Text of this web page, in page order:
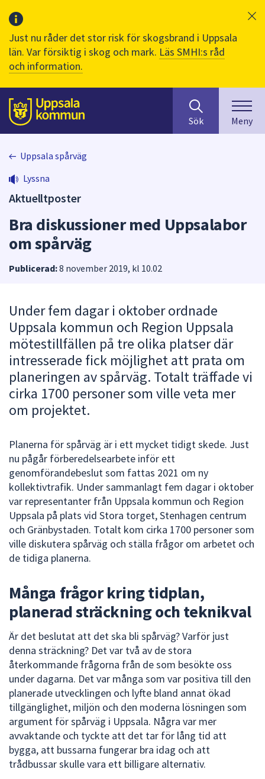
Just nu råder det stor risk för skogsbrand i Uppsala
län. Var försiktig i skog och mark. Läs SMHI:s råd
och information.
Till sidans
huvudinnehåll
efter
innehåll
på
i
sökfältet
under
fältet.
Använd
piltangenterna
för
att
navigera
enter
för
att
välja
något
av
dem.
Sök Meny
Uppsala spårväg
Lyssna
Bra diskussioner med Uppsalabor
om spårväg
Aktuelltposter
Publicerad:8 november 2019, kl 10.02
Under fem dagar i oktober ordnade
Uppsala kommun och Region Uppsala
mötestillfällen på tre olika platser där
intresserade fick möjlighet att prata om
planeringen av spårväg. Totalt träffade vi
cirka 1700 personer som ville veta mer
om projektet.
Planerna för spårväg är i ett mycket tidigt skede. Just
nu pågår förberedelsearbete inför ett
genomförandebeslut som fattas 2021 om ny
kollektivtrafik. Under sammanlagt fem dagar i oktober
var representanter från Uppsala kommun och Region
Uppsala på plats vid Stora torget, Stenhagen centrum
och Gränbystaden. Totalt kom cirka 1700 personer som
ville diskutera spårväg och ställa frågor om arbetet och
de tidiga planerna.
Många frågor kring tidplan,
planerad sträckning och teknikval
Är det beslutat att det ska bli spårväg? Varför just
denna sträckning? Det var två av de stora
återkommande frågorna från de som besökte oss
under dagarna. Det var många som var positiva till den
planerade utvecklingen och lyfte bland annat ökad
tillgänglighet, miljön och den moderna lösningen som
argument för spårväg i Uppsala. Några var mer
avvaktande och tyckte att det tar för lång tid att
bygga, att bussarna fungerar bra idag och att
trådbussar skulle vara ett billigare alternativ.